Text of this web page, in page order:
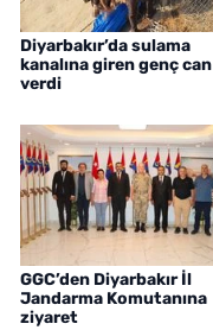
Diyarbakır’da sulama
kanalına giren genç can
verdi
GGC’den Diyarbakır İl
Jandarma Komutanına
ziyaret